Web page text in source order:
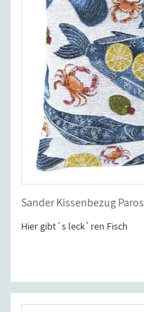
Sander Kissenbezug Paros
Hier gibt´s leck`ren Fisch